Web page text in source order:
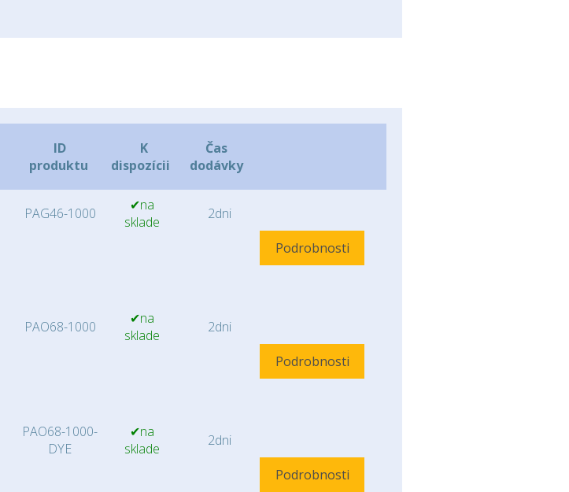
ID
produktu
K
dispozícii
Čas
dodávky
PAG46-1000
✔na
sklade
2dni
Podrobnosti
PAO68-1000
✔na
sklade
2dni
Podrobnosti
PAO68-1000-
DYE
✔na
sklade
2dni
Podrobnosti